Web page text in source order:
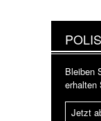
Bleiben
erhalten
Jetzt